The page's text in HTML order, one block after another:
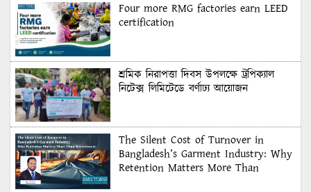
Four more RMG factories earn LEED
certification
শ্রমিক নিরাপত্তা দিবস উপলক্ষে ট্রপিক্যাল
নিটেক্স লিমিটেডে বর্ণাঢ্য আয়োজন
The Silent Cost of Turnover in
Bangladesh’s Garment Industry: Why
Retention Matters More Than